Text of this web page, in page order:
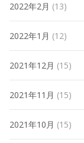
2022年2月 (13)
2022年1月 (12)
2021年12月 (15)
2021年11月 (15)
2021年10月 (15)